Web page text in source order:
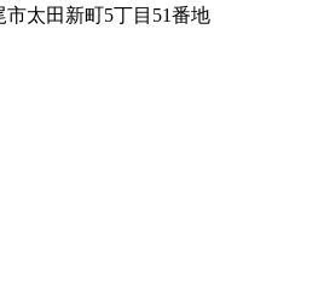
太田新町5丁目51番地